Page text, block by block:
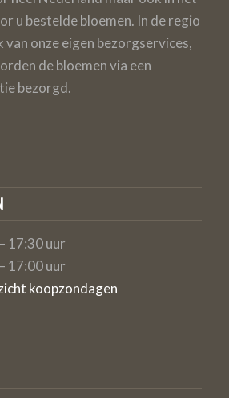
u bestelde bloemen. In de regio
van onze eigen bezorgservices,
de bloemen via een
bezorgd.
17:30 uur
17:00 uur
koopzondagen